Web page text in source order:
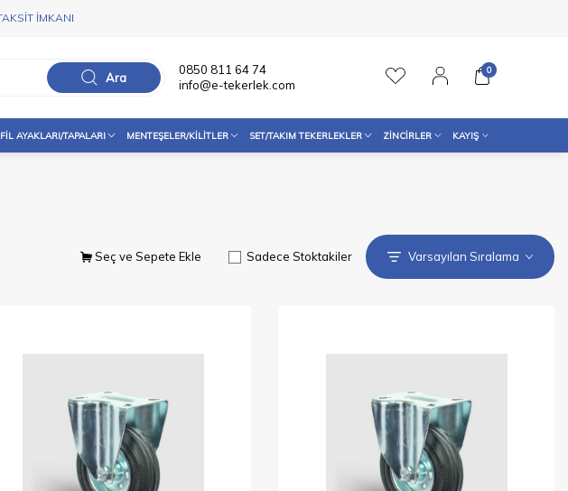
İMKANI
Ara
0850 811 64 74
info@e-tekerlek.com
0
AYAKLARI/TAPALARI MENTEŞELER/KILITLER SET/TAKIM TEKERLEKLER ZINCIRLER KAYIŞ
Sadece Stoktakiler
Seç ve Sepete Ekle